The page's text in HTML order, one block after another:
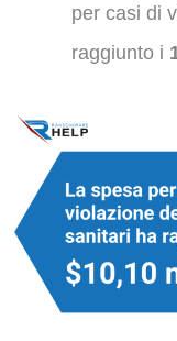
per casi di
raggiunto i